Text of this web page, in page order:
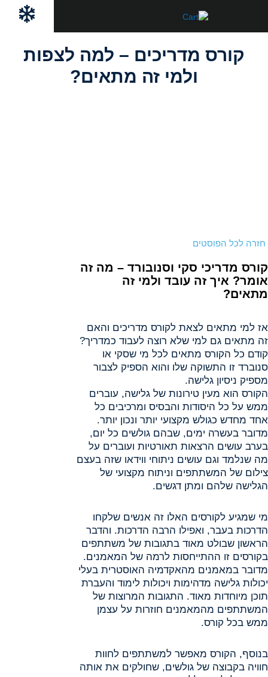
קורס מדריכים – למה לצפות
ולמי זה מתאים?
חזרה לכל הפוסטים
קורס מדריכי סקי וסנובורד – מה זה
אומר? איך זה עובד ולמי זה
מתאים?
אז למי מתאים לצאת לקורס מדריכים והאם
זה מתאים גם למי שלא רוצה לעבוד כמדריך?
קודם כל הקורס מתאים לכל מי שסקי או
סנוברד זו התשוקה שלו והוא הספיק לצבור
מספיק ניסיון גלישה.
הקורס הוא מעין טירונות של גלישה, עוברים
ממש על כל היסודות והבסיס ומרכיבים כל
אחד מחדש כגולש מקצועי יותר ונכון יותר.
מדובר בעשרה ימים, שבהם גולשים כל יום,
בערב עושים הרצאות תאורטיות ועוברים על
מה שנלמד וגם עושים ניתוחי ווידאו שזה בעצם
צילום של המשתתפים וניתוח מקצועי של
הגלישה שלהם ומתן דגשים.
מי שמגיע לקורסים האלו זה אנשים שלקחו
הדרכות בעבר, ואפילו הרבה הדרכות. והדבר
הראשון שבולט מאוד בתגובות של משתתפים
בקורסים זו ההתייחסות לרמה של המאמנים.
מדובר במאמנים מהאקדמיה האוסטרית בעלי
יכולות גלישה מדהימות ויכולות לימוד והעברת
תוכן מיוחדות מאוד. התגובות המרוצות של
המשתתפים מהמאמנים חוזרות על עצמן
ממש בכל קורס.
בנוסף, הקורס מאפשר למשתתפים לחוות
חוויה בקבוצה של גולשים, שחולקים את אותה